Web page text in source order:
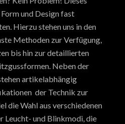
und Design fast
Hierzu stehen uns in den
Methoden zur Verfügung,
bis hin zur detaillierten
Neben der
artikelabhängig
der Technik zur
die Wahl aus verschiedenen
Leucht- und Blinkmodi, die